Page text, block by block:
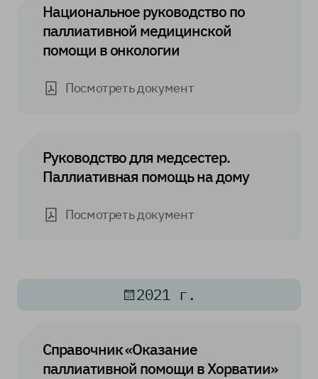
Национальное руководство по
паллиативной медицинской
помощи в онкологии
Посмотреть документ
Руководство для медсестер.
Паллиативная помощь на дому
Посмотреть документ
2021 г.
Справочник «Оказание
паллиативной помощи в Хорватии»